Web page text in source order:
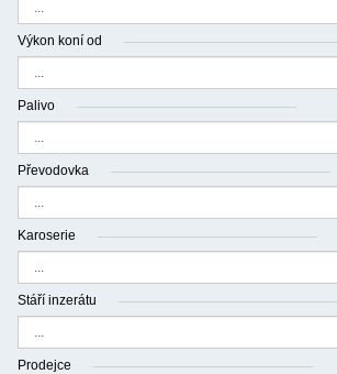
Výkon koní od
Palivo
Převodovka
Karoserie
Stáří inzerátu
Prodejce